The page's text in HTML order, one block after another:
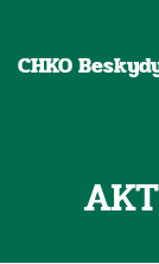
CHKO